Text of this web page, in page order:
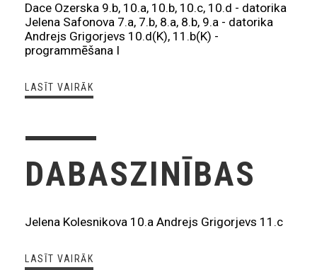
Dace Ozerska 9.b, 10.a, 10.b, 10.c, 10.d - datorika
Jelena Safonova 7.a, 7.b, 8.a, 8.b, 9.a - datorika
Andrejs Grigorjevs 10.d(K), 11.b(K) -
programmēšana I
LASĪT VAIRĀK
DABASZINĪBAS
Jelena Kolesnikova 10.a Andrejs Grigorjevs 11.c
LASĪT VAIRĀK